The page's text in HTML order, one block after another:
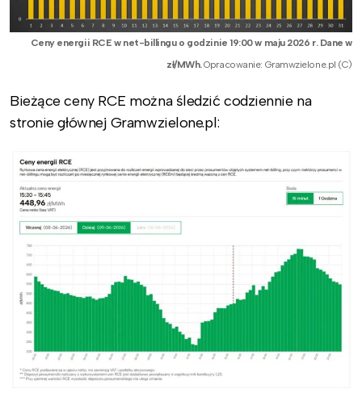
Ceny energii RCE w net-billingu o godzinie 19:00 w maju 2026 r. Dane w
zł/MWh. Opracowanie: Gramwzielone.pl (C)
Bieżące ceny RCE można śledzić codziennie na
stronie głównej Gramwzielone.pl: